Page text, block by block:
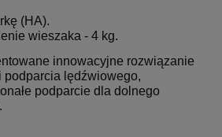
(HA).
wieszaka - 4 kg.
innowacyjne rozwiązanie
podparcia lędźwiowego,
podparcie dla dolnego